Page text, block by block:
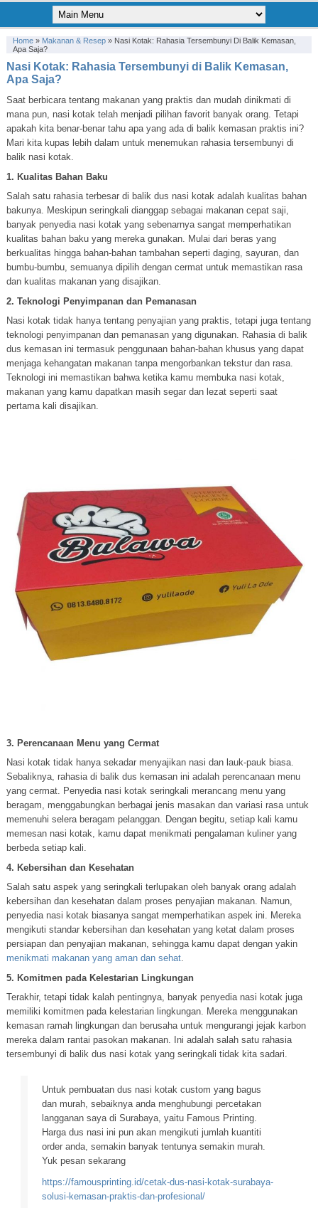
Home» Makanan & Resep» Nasi Kotak: Rahasia Tersembunyi Di Balik Kemasan,
Apa Saja?
Nasi Kotak: Rahasia Tersembunyi di Balik Kemasan,
Apa Saja?
Saat berbicara tentang makanan yang praktis dan mudah dinikmati di
mana pun, nasi kotak telah menjadi pilihan favorit banyak orang. Tetapi
apakah kita benar-benar tahu apa yang ada di balik kemasan praktis ini?
Mari kita kupas lebih dalam untuk menemukan rahasia tersembunyi di
balik nasi kotak.
1. Kualitas Bahan Baku
Salah satu rahasia terbesar di balik dus nasi kotak adalah kualitas bahan
bakunya. Meskipun seringkali dianggap sebagai makanan cepat saji,
banyak penyedia nasi kotak yang sebenarnya sangat memperhatikan
kualitas bahan baku yang mereka gunakan. Mulai dari beras yang
berkualitas hingga bahan-bahan tambahan seperti daging, sayuran, dan
bumbu-bumbu, semuanya dipilih dengan cermat untuk memastikan rasa
dan kualitas makanan yang disajikan.
2. Teknologi Penyimpanan dan Pemanasan
Nasi kotak tidak hanya tentang penyajian yang praktis, tetapi juga tentang
teknologi penyimpanan dan pemanasan yang digunakan. Rahasia di balik
dus kemasan ini termasuk penggunaan bahan-bahan khusus yang dapat
menjaga kehangatan makanan tanpa mengorbankan tekstur dan rasa.
Teknologi ini memastikan bahwa ketika kamu membuka nasi kotak,
makanan yang kamu dapatkan masih segar dan lezat seperti saat
pertama kali disajikan.
3. Perencanaan Menu yang Cermat
Nasi kotak tidak hanya sekadar menyajikan nasi dan lauk-pauk biasa.
Sebaliknya, rahasia di balik dus kemasan ini adalah perencanaan menu
yang cermat. Penyedia nasi kotak seringkali merancang menu yang
beragam, menggabungkan berbagai jenis masakan dan variasi rasa untuk
memenuhi selera beragam pelanggan. Dengan begitu, setiap kali kamu
memesan nasi kotak, kamu dapat menikmati pengalaman kuliner yang
berbeda setiap kali.
4. Kebersihan dan Kesehatan
Salah satu aspek yang seringkali terlupakan oleh banyak orang adalah
kebersihan dan kesehatan dalam proses penyajian makanan. Namun,
penyedia nasi kotak biasanya sangat memperhatikan aspek ini. Mereka
mengikuti standar kebersihan dan kesehatan yang ketat dalam proses
persiapan dan penyajian makanan, sehingga kamu dapat dengan yakin
menikmati makanan yang aman dan sehat.
5. Komitmen pada Kelestarian Lingkungan
Terakhir, tetapi tidak kalah pentingnya, banyak penyedia nasi kotak juga
memiliki komitmen pada kelestarian lingkungan. Mereka menggunakan
kemasan ramah lingkungan dan berusaha untuk mengurangi jejak karbon
mereka dalam rantai pasokan makanan. Ini adalah salah satu rahasia
tersembunyi di balik dus nasi kotak yang seringkali tidak kita sadari.
Untuk pembuatan dus nasi kotak custom yang bagus
dan murah, sebaiknya anda menghubungi percetakan
langganan saya di Surabaya, yaitu Famous Printing.
Harga dus nasi ini pun akan mengikuti jumlah kuantiti
order anda, semakin banyak tentunya semakin murah.
Yuk pesan sekarang
https://famousprinting.id/cetak-dus-nasi-kotak-surabaya-
solusi-kemasan-praktis-dan-profesional/